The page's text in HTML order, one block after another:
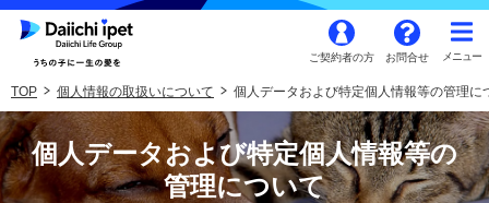
ご契約者の方 お問合せ
TOP 個人情報の取扱いについて 個人データおよび特定個人情報等の管理に
個人データおよび特定個人情報等の
管理について